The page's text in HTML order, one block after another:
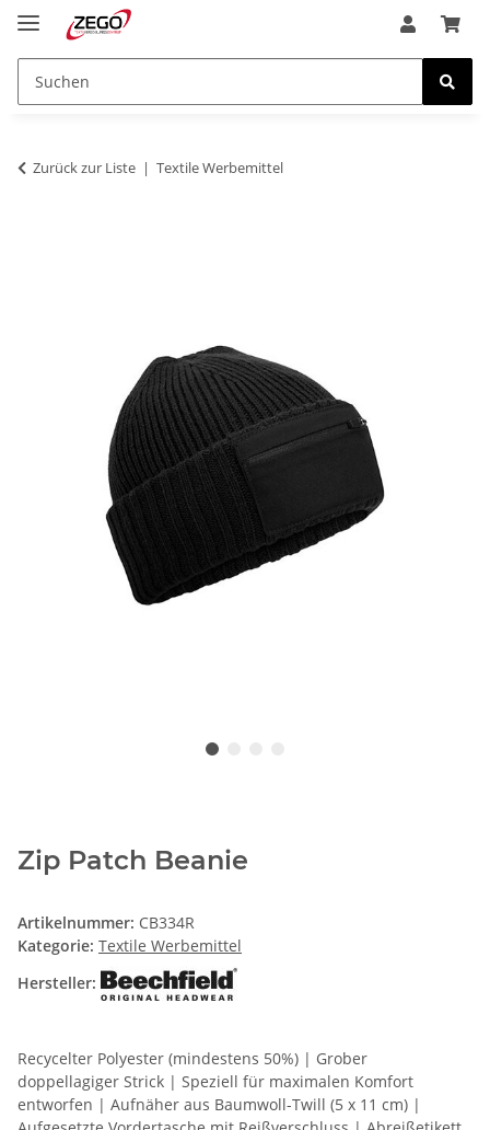
Zurück zur Liste Textile Werbemittel
Zip Patch Beanie
Artikelnummer: CB334R
Kategorie: Textile Werbemittel
Hersteller:
Recycelter Polyester (mindestens 50%) | Grober
doppellagiger Strick | Speziell für maximalen Komfort
entworfen | Aufnäher aus Baumwoll-Twill (5 x 11 cm) |